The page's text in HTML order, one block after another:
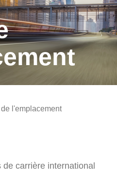
l'emplacement
carrière international